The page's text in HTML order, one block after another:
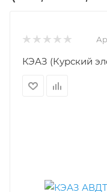
КЭАЗ (Курский